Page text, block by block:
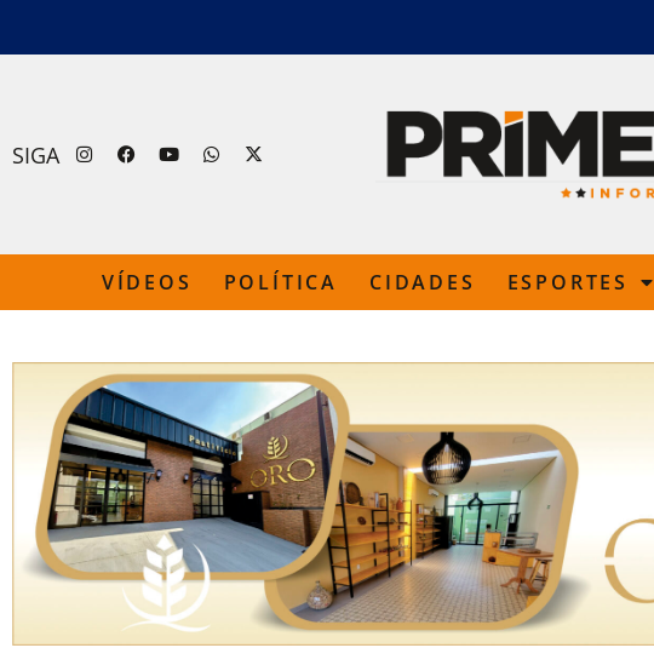
SIGA
VÍDEOS POLÍTICA CIDADES ESPORTES